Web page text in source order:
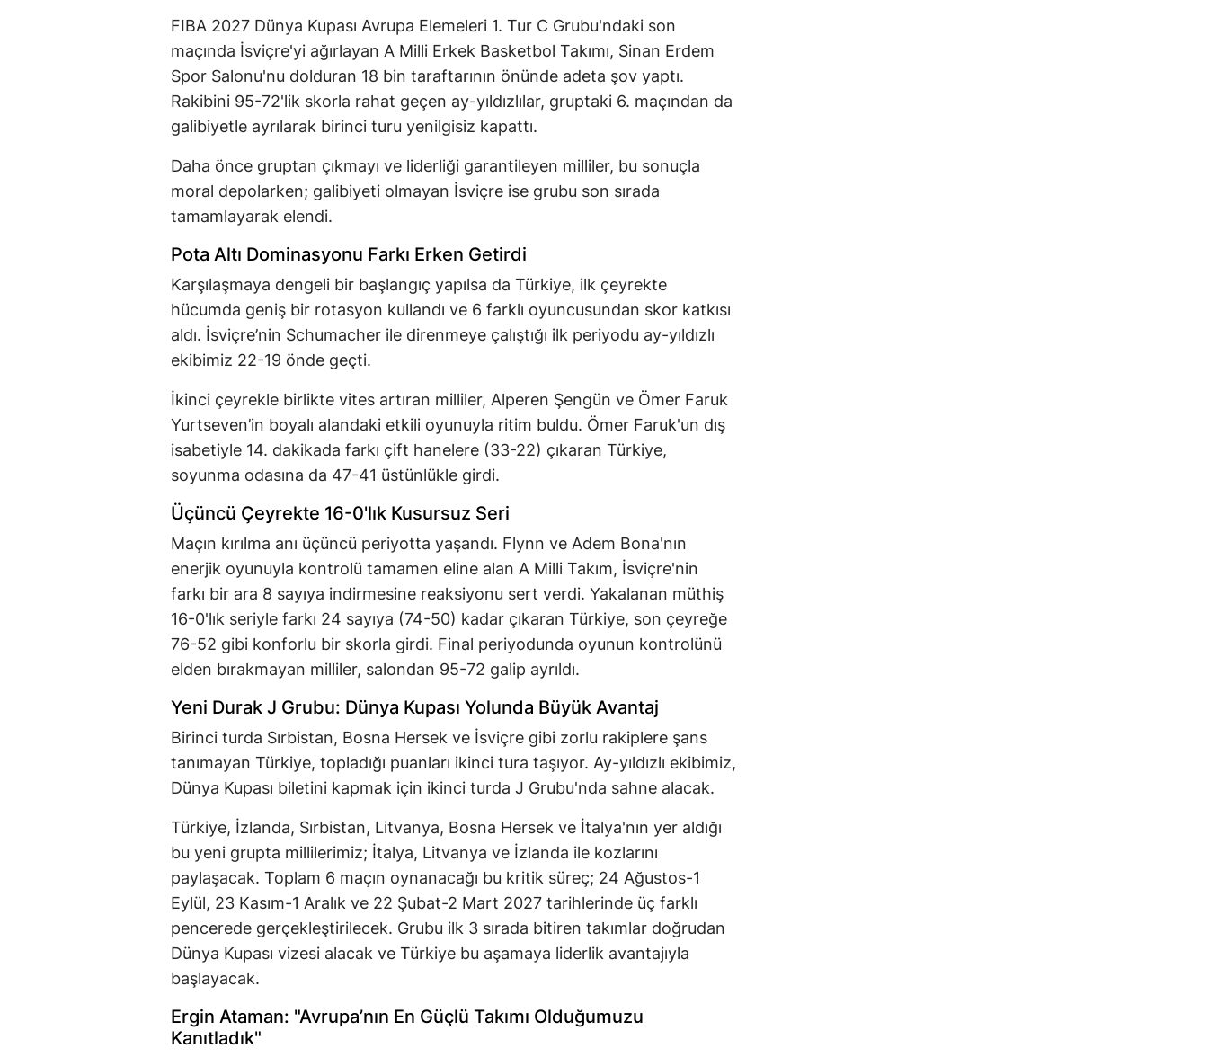
FIBA 2027 Dünya Kupası Avrupa Elemeleri 1. Tur C Grubu'ndaki son
maçında İsviçre'yi ağırlayan A Milli Erkek Basketbol Takımı, Sinan Erdem
Spor Salonu'nu dolduran 18 bin taraftarının önünde adeta şov yaptı.
Rakibini 95-72'lik skorla rahat geçen ay-yıldızlılar, gruptaki 6. maçından da
galibiyetle ayrılarak birinci turu yenilgisiz kapattı.
Daha önce gruptan çıkmayı ve liderliği garantileyen milliler, bu sonuçla
moral depolarken; galibiyeti olmayan İsviçre ise grubu son sırada
tamamlayarak elendi.
Pota Altı Dominasyonu Farkı Erken Getirdi
Karşılaşmaya dengeli bir başlangıç yapılsa da Türkiye, ilk çeyrekte
hücumda geniş bir rotasyon kullandı ve 6 farklı oyuncusundan skor katkısı
aldı. İsviçre’nin Schumacher ile direnmeye çalıştığı ilk periyodu ay-yıldızlı
ekibimiz 22-19 önde geçti.
İkinci çeyrekle birlikte vites artıran milliler, Alperen Şengün ve Ömer Faruk
Yurtseven’in boyalı alandaki etkili oyunuyla ritim buldu. Ömer Faruk'un dış
isabetiyle 14. dakikada farkı çift hanelere (33-22) çıkaran Türkiye,
soyunma odasına da 47-41 üstünlükle girdi.
Üçüncü Çeyrekte 16-0'lık Kusursuz Seri
Maçın kırılma anı üçüncü periyotta yaşandı. Flynn ve Adem Bona'nın
enerjik oyunuyla kontrolü tamamen eline alan A Milli Takım, İsviçre'nin
farkı bir ara 8 sayıya indirmesine reaksiyonu sert verdi. Yakalanan müthiş
16-0'lık seriyle farkı 24 sayıya (74-50) kadar çıkaran Türkiye, son çeyreğe
76-52 gibi konforlu bir skorla girdi. Final periyodunda oyunun kontrolünü
elden bırakmayan milliler, salondan 95-72 galip ayrıldı.
Yeni Durak J Grubu: Dünya Kupası Yolunda Büyük Avantaj
Birinci turda Sırbistan, Bosna Hersek ve İsviçre gibi zorlu rakiplere şans
tanımayan Türkiye, topladığı puanları ikinci tura taşıyor. Ay-yıldızlı ekibimiz,
Dünya Kupası biletini kapmak için ikinci turda J Grubu'nda sahne alacak.
Türkiye, İzlanda, Sırbistan, Litvanya, Bosna Hersek ve İtalya'nın yer aldığı
bu yeni grupta millilerimiz; İtalya, Litvanya ve İzlanda ile kozlarını
paylaşacak. Toplam 6 maçın oynanacağı bu kritik süreç; 24 Ağustos-1
Eylül, 23 Kasım-1 Aralık ve 22 Şubat-2 Mart 2027 tarihlerinde üç farklı
pencerede gerçekleştirilecek. Grubu ilk 3 sırada bitiren takımlar doğrudan
Dünya Kupası vizesi alacak ve Türkiye bu aşamaya liderlik avantajıyla
başlayacak.
Ergin Ataman: "Avrupa’nın En Güçlü Takımı Olduğumuzu
Kanıtladık"